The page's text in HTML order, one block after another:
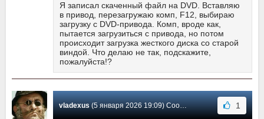
Я записал скаченный файл на DVD. Вставляю
в привод, перезагружаю комп, F12, выбираю
загрузку с DVD-привода. Комп, вроде как,
пытается загрузиться с привода, но потом
происходит загрузка жесткого диска со старой
виндой. Что делаю не так, подскажите,
пожалуйста!?
vladexus(5 января 2026 19:09) Сообщение #31 1